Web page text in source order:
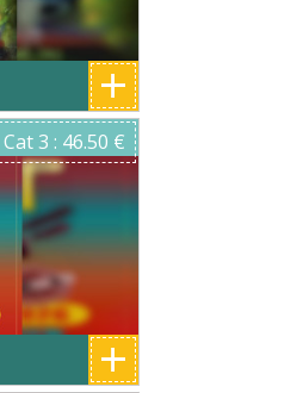
+
Cat 3 : 46.50 €
+